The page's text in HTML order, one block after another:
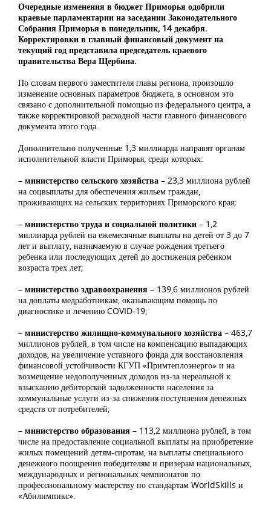
Очередные изменения в бюджет Приморья одобрили
краевые парламентарии на заседании Законодательного
Собрания Приморья в понедельник, 14 декабря.
Корректировки в главный финансовый документ на
текущий год представила председатель краевого
правительства Вера Щербина.
По словам первого заместителя главы региона, произошло
изменение основных параметров бюджета, в основном это
связано с дополнительной помощью из федерального центра, а
также корректировкой расходной части главного финансового
документа этого года.
Дополнительно полученные 1,3 миллиарда направят органам
исполнительной власти Приморья, среди которых:
– министерство сельского хозяйства – 23,3 миллиона рублей
на соцвыплаты для обеспечения жильем граждан,
проживающих на сельских территориях Приморского края;
– министерство труда и социальной политики – 1,2
миллиарда рублей на ежемесячные выплаты на детей от 3 до 7
лет и выплату, назначаемую в случае рождения третьего
ребенка или последующих детей до достижения ребенком
возраста трех лет;
– министерство здравоохранения – 139,6 миллионов рублей
на доплаты медработникам, оказывающим помощь по
диагностике и лечению COVID-19;
– министерство жилищно-коммунального хозяйства – 463,7
миллионов рублей, в том числе на компенсацию выпадающих
доходов, на увеличение уставного фонда для восстановления
финансовой устойчивости КГУП «Примтеплоэнерго» и на
возмещение недополученных доходов из-за нереальной к
взысканию дебиторской задолженности населения за
коммунальные услуги из-за снижения поступления денежных
средств от потребителей;
– министерство образования – 113,2 миллиона рублей, в том
числе на предоставление социальной выплаты на приобретение
жилых помещений детям-сиротам, на выплаты специального
денежного поощрения победителям и призерам национальных,
международных и региональных чемпионатов по
профессиональному мастерству по стандартам WorldSkills и
«Абилимпикс».